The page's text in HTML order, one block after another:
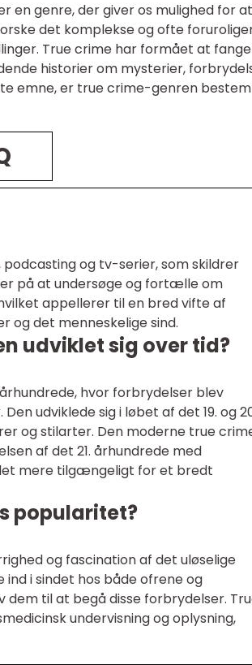
en genre, der giver os mulighed for at
det komplekse og ofte
True crime har formået at
historier om mysterier,
emne, er true crime-genren
og tv-serier, som skildrer
på at undersøge og fortælle om
appellerer til en bred vifte af
og det menneskelige sind.
udviklet sig over tid?
hvor forbrydelser blev
udviklede sig i løbet af det 19. og
og stilarter. Den moderne true
af det 21. århundrede med
mere tilgængeligt for et bredt
popularitet?
og fascination af det uløselige
i sindet hos både ofrene og
til at begå disse forbrydelser.
undervisning og oplysning,